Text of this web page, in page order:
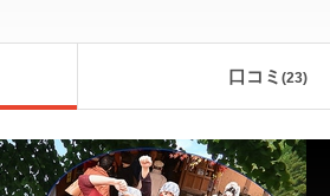
口コミ (23)